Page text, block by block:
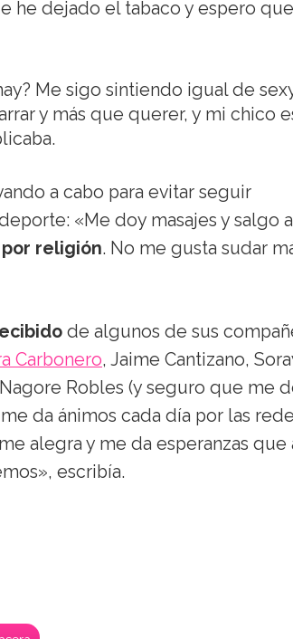
he dejado el tabaco y espero
Me sigo sintiendo igual de
y más que querer, y mi chico
a cabo para evitar seguir
«Me doy masajes y salgo a
religión. No me gusta sudar
de algunos de sus
Carbonero, Jaime Cantizano,
Robles (y seguro que me
da ánimos cada día por las
alegra y me da esperanzas que
escribía.